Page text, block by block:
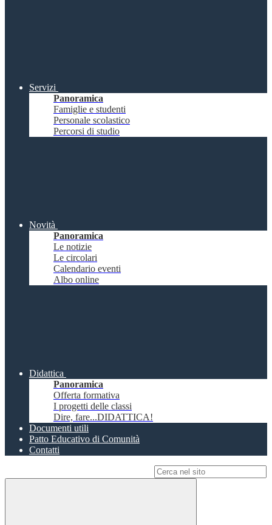
Servizi
Panoramica
Famiglie e studenti
Personale scolastico
Percorsi di studio
Novità
Panoramica
Le notizie
Le circolari
Calendario eventi
Albo online
Didattica
Panoramica
Offerta formativa
I progetti delle classi
Dire, fare...DIDATTICA!
Documenti utili
Patto Educativo di Comunità
Contatti